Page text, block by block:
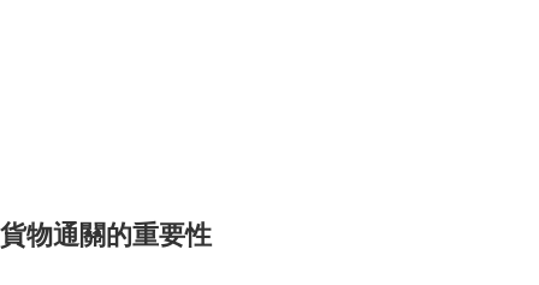
貨物通關的重要性